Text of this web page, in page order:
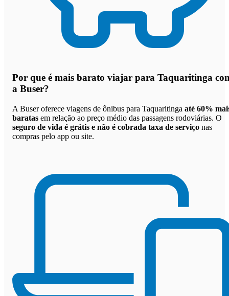
Por que é mais barato viajar para Taquaritinga
a Buser?
A Buser oferece viagens de ônibus para Taquaritinga até 60%
baratas em relação ao preço médio das passagens rodoviárias. O
seguro de vida é grátis e não é cobrada taxa de serviço nas
compras pelo app ou site.